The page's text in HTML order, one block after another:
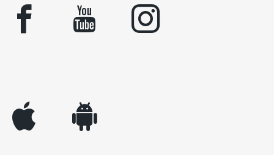
facebook youtube instagram
appleinc android